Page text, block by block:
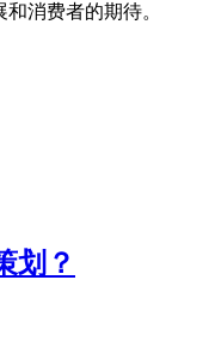
消费者的期待。
划？